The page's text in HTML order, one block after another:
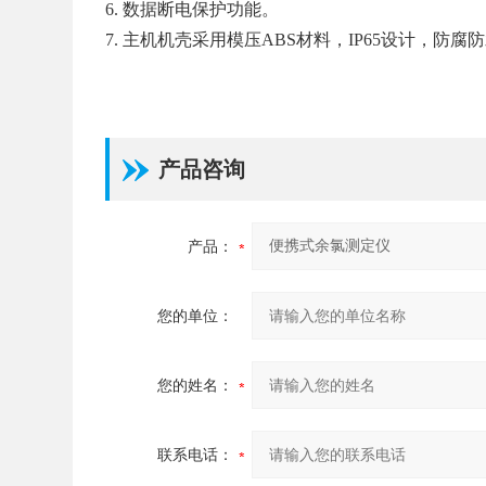
6. 数据断电保护功能。
7. 主机机壳采用模压ABS材料，IP65设计，防腐防
产品咨询
产品：
您的单位：
您的姓名：
联系电话：